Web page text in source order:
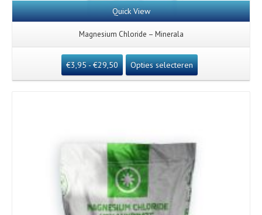
Quick View
Magnesium Chloride – Minerala
€3,95- €29,50 Opties selecteren
Details